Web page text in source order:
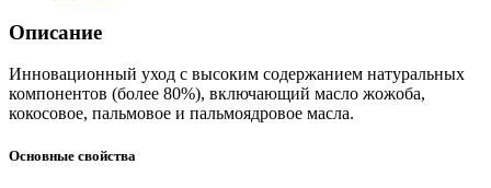
Описание
Инновационный уход с высоким содержанием натуральных
компонентов (более 80%), включающий масло жожоба,
кокосовое, пальмовое и пальмоядровое масла.
Основные свойства